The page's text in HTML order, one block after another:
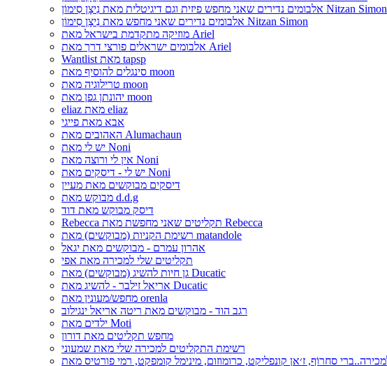
אלבומים נדירים שאני מחפש פיזית וגם דיגיטלית מאת נִיצָן סִימוֹן Nitzan Simon
אלבומים נדירים שאני מחפש מאת נִיצָן סִימוֹן Nitzan Simon
מוזיקה מתקדמת בישראל מאת Ariel
אלבומים ישראלים פורצי דרך מאת Ariel
Wantlist מאת tapsp
סינגלים להוסיף מאת moon
טרילוגיה מאת moon
יהונתן גפן מאת moon
eliaz מאת eliaz
אבא מאת פייגי
האהובים מאת Alumachaun
יש לי מאת Noni
אין לי ורוצה מאת Noni
יש לי - דיסקים מאת Noni
דיסקים מבוקשים מאת מעיין
מבוקש מאת d.d.g
דיסק מבוקש מאת דוד
Rebecca תקליטים שאני מחפשת מאת Rebecca
רשימת הקניות (מבוקשים) מאת matandole
אהרון עמרם - מבוקשים מאת יגאל
תקליטים שלי למכירה מאת אפי
גן חיות להשיג (מבוקשים) מאת Ducatic
אריאל זילבר - להשיג מאת Ducatic
מחפש/מעונין מאת orenla
רגב הוד - מבוקשים מאת ריטה אריאל ינגילוב
ילדים מאת Moti
מחפש תקליטים מאת דורון
רשימת התקליטים למכירה שלי מאת שמעוני